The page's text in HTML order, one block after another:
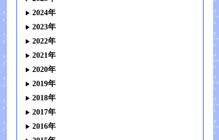
2024年
2023年
2022年
2021年
2020年
2019年
2018年
2017年
2016年